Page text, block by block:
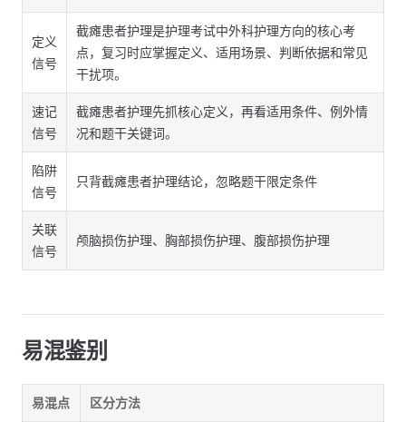
定义
信号
截瘫患者护理是护理考试中外科护理方向的核心考
点，复习时应掌握定义、适用场景、判断依据和常见
干扰项。
速记
信号
截瘫患者护理先抓核心定义，再看适用条件、例外情
况和题干关键词。
陷阱
信号
只背截瘫患者护理结论，忽略题干限定条件
关联
信号
颅脑损伤护理、胸部损伤护理、腹部损伤护理
易混鉴别
易混点 区分方法